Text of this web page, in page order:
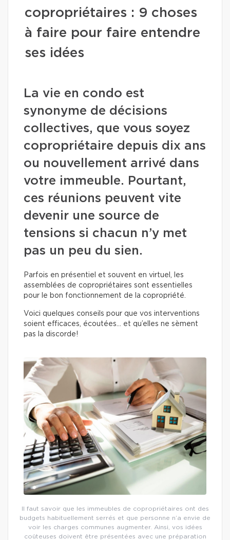
copropriétaires : 9 choses
à faire pour faire entendre
ses idées
La vie en condo est
synonyme de décisions
collectives, que vous soyez
copropriétaire depuis dix ans
ou nouvellement arrivé dans
votre immeuble. Pourtant,
ces réunions peuvent vite
devenir une source de
tensions si chacun n’y met
pas un peu du sien.
Parfois en présentiel et souvent en virtuel, les
assemblées de copropriétaires sont essentielles
pour le bon fonctionnement de la copropriété.
Voici quelques conseils pour que vos interventions
soient efficaces, écoutées… et qu’elles ne sèment
pas la discorde!
Il faut savoir que les immeubles de copropriétaires ont des
budgets habituellement serrés et que personne n’a envie de
voir les charges communes augmenter. Ainsi, vos idées
coûteuses doivent être présentées avec une préparation